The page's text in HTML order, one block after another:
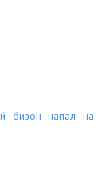
бизон напал на